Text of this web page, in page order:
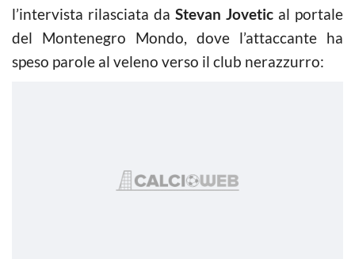
l’intervista rilasciata da Stevan Jovetic al portale
del Montenegro Mondo, dove l’attaccante ha
speso parole al veleno verso il club nerazzurro: